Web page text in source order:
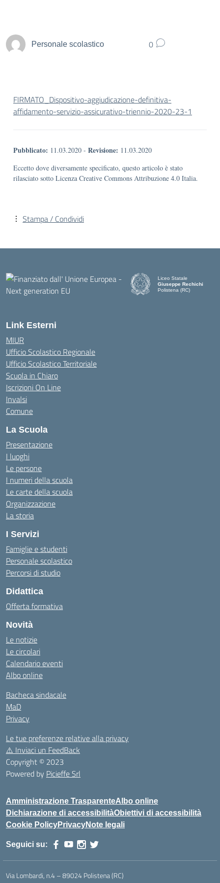
Personale scolastico 0
FIRMATO_Dispositivo-aggiudicazione-definitiva-
affidamento-servizio-assicurativo-triennio-2020-23-1
Pubblicato: 11.03.2020 - Revisione: 11.03.2020
Eccetto dove diversamente specificato, questo articolo è stato
rilasciato sotto Licenza Creative Commons Attribuzione 4.0 Italia.
Stampa / Condividi
Liceo Statale
Giuseppe Rechichi
Polistena (RC)
Link Esterni
MIUR
Ufficio Scolastico Regionale
Ufficio Scolastico Territoriale
Scuola in Chiaro
Iscrizioni On Line
Invalsi
Comune
La Scuola
Presentazione
I luoghi
Le persone
I numeri della scuola
Le carte della scuola
Organizzazione
La storia
I Servizi
Famiglie e studenti
Personale scolastico
Percorsi di studio
Didattica
Offerta formativa
Novità
Le notizie
Le circolari
Calendario eventi
Albo online
Bacheca sindacale
MaD
Privacy
Le tue preferenze relative alla privacy
⚠️ Inviaci un FeedBack
Copyright © 2023
Powered by Picieffe Srl
Amministrazione TrasparenteAlbo online
Dichiarazione di accessibilitàObiettivi di accessibilità
Cookie PolicyPrivacyNote legali
Seguici su:
Via Lombardi, n.4 – 89024 Polistena (RC)